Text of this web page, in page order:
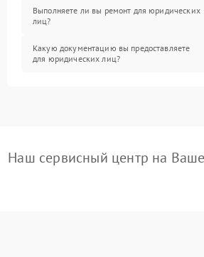
Выполняете ли вы ремонт для юридических
лиц?
Какую документацию вы предоставляете
для юридических лиц?
Наш сервисный центр на